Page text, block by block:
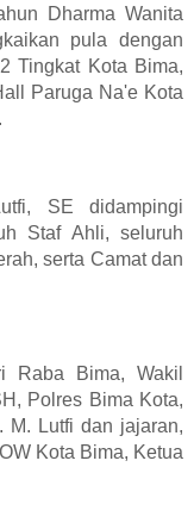
Dharma Wanita
pula dengan
Tingkat Kota Bima,
Paruga Na'e Kota
SE didampingi
Staf Ahli, seluruh
serta Camat dan
Raba Bima, Wakil
Polres Bima Kota,
M. Lutfi dan jajaran,
Kota Bima, Ketua